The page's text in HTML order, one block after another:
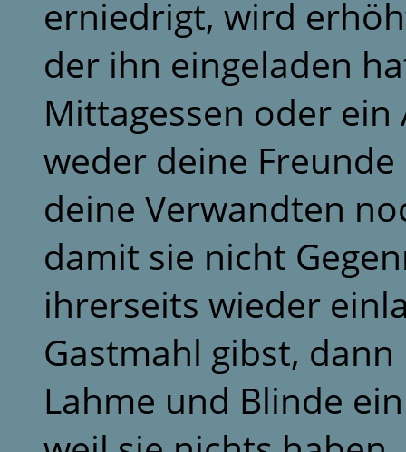
erniedrigt, wird
der ihn eingeladen
Mittagessen oder ein
weder deine
deine Verwandten
damit sie nicht
ihrerseits wieder
Gastmahl gibst,
Lahme und Blinde